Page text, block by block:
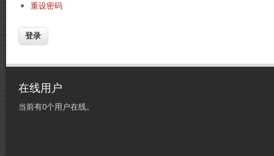
重设密码
在线用户
当前有0个用户在线。